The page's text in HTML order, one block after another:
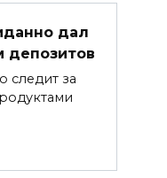
дал
депозитов
следит за